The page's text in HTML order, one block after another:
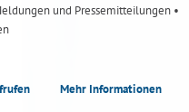
und Pressemitteilungen •
Mehr Informationen